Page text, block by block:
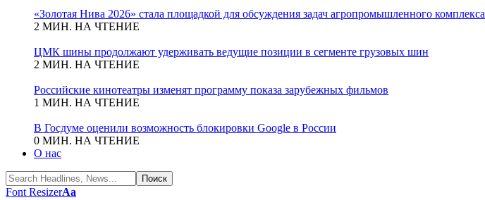
«Золотая Нива 2026» стала площадкой для обсуждения задач агропромышленного комплекса
2 МИН. НА ЧТЕНИЕ
ЦМК шины продолжают удерживать ведущие позиции в сегменте грузовых шин
2 МИН. НА ЧТЕНИЕ
Российские кинотеатры изменят программу показа зарубежных фильмов
1 МИН. НА ЧТЕНИЕ
В Госдуме оценили возможность блокировки Google в России
0 МИН. НА ЧТЕНИЕ
О нас
Font ResizerAa